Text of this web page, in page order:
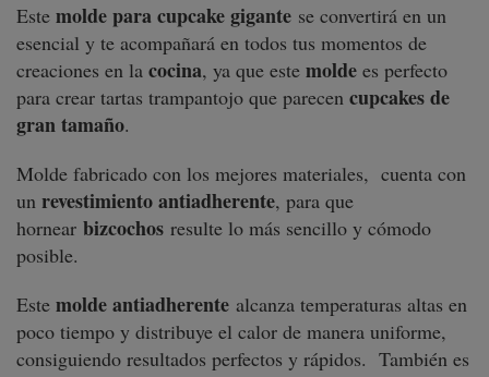
Este molde para cupcake gigante se convertirá en un
esencial y te acompañará en todos tus momentos de
creaciones en la cocina, ya que este molde es perfecto
para crear tartas trampantojo que parecen cupcakes de
gran tamaño.
Molde fabricado con los mejores materiales, cuenta con
un revestimiento antiadherente, para que
hornear bizcochos resulte lo más sencillo y cómodo
posible.
Este molde antiadherente alcanza temperaturas altas en
poco tiempo y distribuye el calor de manera uniforme,
consiguiendo resultados perfectos y rápidos. También es